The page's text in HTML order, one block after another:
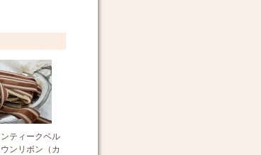
ティークベル
ンリボン（カ